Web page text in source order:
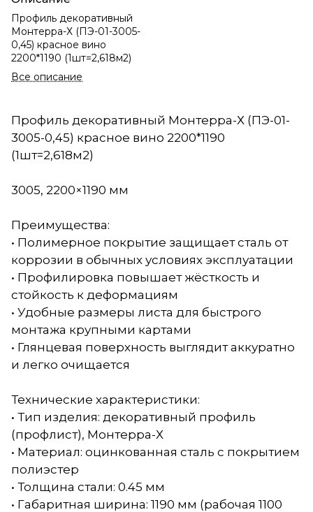
Профиль декоративный
Монтерра-Х (ПЭ-01-3005-
0,45) красное вино
2200*1190 (1шт=2,618м2)
Все описание
Профиль декоративный Монтерра-Х (ПЭ-01-
3005-0,45) красное вино 2200*1190
(1шт=2,618м2)
3005, 2200×1190 мм
Преимущества:
• Полимерное покрытие защищает сталь от
коррозии в обычных условиях эксплуатации
• Профилировка повышает жёсткость и
стойкость к деформациям
• Удобные размеры листа для быстрого
монтажа крупными картами
• Глянцевая поверхность выглядит аккуратно
и легко очищается
Технические характеристики:
• Тип изделия: декоративный профиль
(профлист), Монтерра-Х
• Материал: оцинкованная сталь с покрытием
полиэстер
• Толщина стали: 0.45 мм
• Габаритная ширина: 1190 мм (рабочая 1100